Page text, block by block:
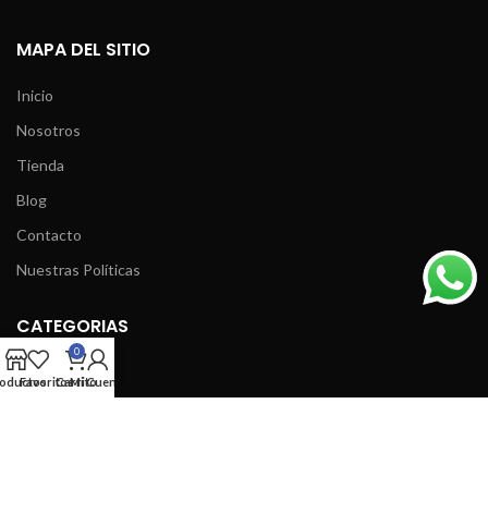
MAPA DEL SITIO
Inicio
Nosotros
Tienda
Blog
Contacto
Nuestras Políticas
CATEGORIAS
Transmisión
Favoritos
0
Carrito
Mi Cuenta